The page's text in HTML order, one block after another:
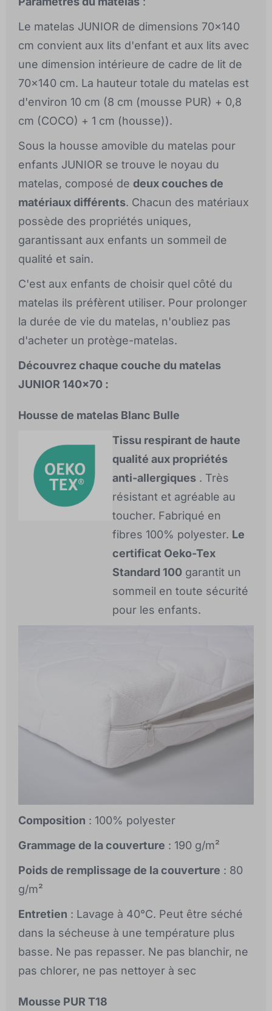
Le matelas JUNIOR de dimensions 70x140
cm convient aux lits d'enfant et aux lits avec
une dimension intérieure de cadre de lit de
70x140 cm. La hauteur totale du matelas est
d'environ 10 cm (8 cm (mousse PUR) + 0,8
cm (COCO) + 1 cm (housse)).
Sous la housse amovible du matelas pour
enfants JUNIOR se trouve le noyau du
matelas, composé de deux couches de
matériaux différents. Chacun des matériaux
possède des propriétés uniques,
garantissant aux enfants un sommeil de
qualité et sain.
C'est aux enfants de choisir quel côté du
matelas ils préfèrent utiliser. Pour prolonger
la durée de vie du matelas, n'oubliez pas
d'acheter un protège-matelas.
Découvrez chaque couche du matelas
JUNIOR 140x70 :
Housse de matelas Blanc Bulle
Tissu respirant de haute
qualité aux propriétés
anti-allergiques . Très
résistant et agréable au
toucher. Fabriqué en
fibres 100% polyester. Le
certificat Oeko-Tex
Standard 100 garantit un
sommeil en toute sécurité
pour les enfants.
Composition : 100% polyester
Grammage de la couverture : 190 g/m²
Poids de remplissage de la couverture : 80
g/m²
Entretien : Lavage à 40°C. Peut être séché
dans la sécheuse à une température plus
basse. Ne pas repasser. Ne pas blanchir, ne
pas chlorer, ne pas nettoyer à sec
Mousse PUR T18